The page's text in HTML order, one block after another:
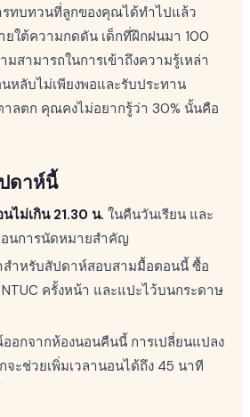
รทบทวนที่ลูกของคุณได้ทำไปแล้ว
ยใต้ความกดดัน เด็กที่ฝึกฝนมา 100
สามารถในการเข้าถึงความรู้เหล่า
หลับไม่เพียงพอและรับประทาน
าลตก คุณคงไม่อยากรู้ว่า 30% นั้นคือ
ดาห์นี้
ไม่เกิน 21.30 น. ในคืนวันเรียน และ
อนการนัดหมายสำคัญ
สำหรับสัปดาห์สอบสามมื้อตอนนี้ ซื้อ
ครั้งหน้า และแปะไว้บนกระดาษ
อกจากห้องนอนคืนนี้ การเปลี่ยนแปลง
จะช่วยเพิ่มเวลานอนได้ถึง 45 นาที